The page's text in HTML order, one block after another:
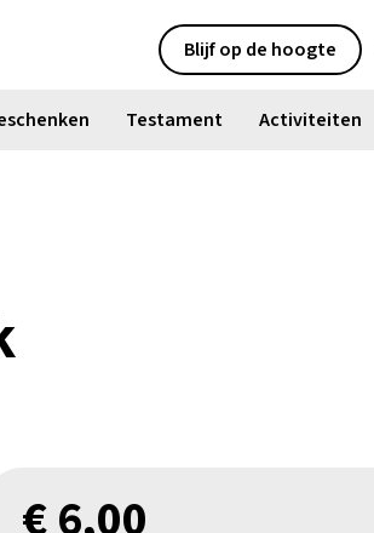
Blijf op de hoogte
Testament Activiteiten